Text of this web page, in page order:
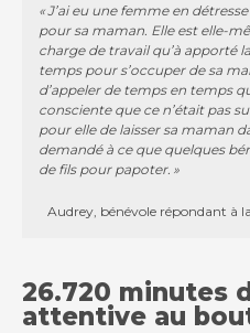
« J’ai eu une femme en
pour sa maman. Elle est elle-
charge de travail qu’à apporté
temps pour s’occuper de sa
d’appeler de temps en temps
consciente que ce n’était pas
pour elle de laisser sa maman
demandé à ce que quelques
de fils pour papoter. »
Audrey, bénévole répondant à
26.720 minutes
attentive au